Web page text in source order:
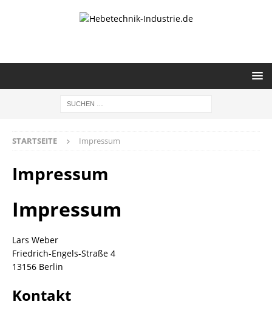
STARTSEITE Impressum
Impressum
Impressum
Lars Weber
Friedrich-Engels-Straße 4
13156 Berlin
Kontakt